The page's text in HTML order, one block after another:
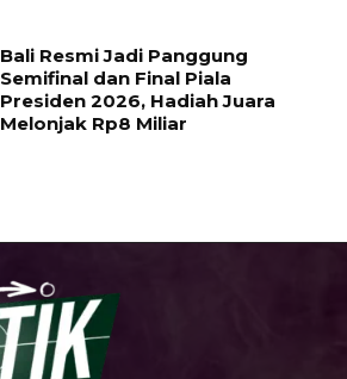
Bali Resmi Jadi Panggung
Semifinal dan Final Piala
Presiden 2026, Hadiah Juara
Melonjak Rp8 Miliar